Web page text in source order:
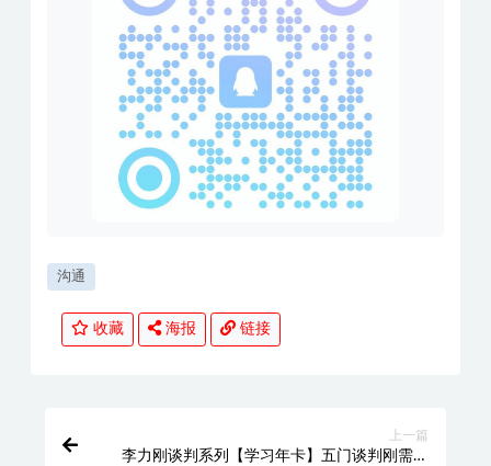
沟通
收藏 海报 链接
上一篇
李力刚谈判系列【学习年卡】五门谈判刚需课